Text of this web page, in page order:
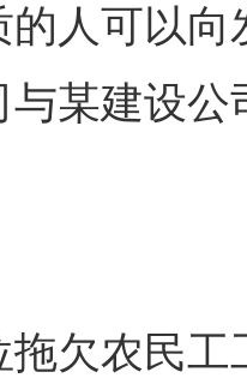
的人可以
与某建设
农民工